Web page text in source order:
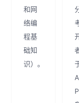
和网
络编
程基
础知
识）。